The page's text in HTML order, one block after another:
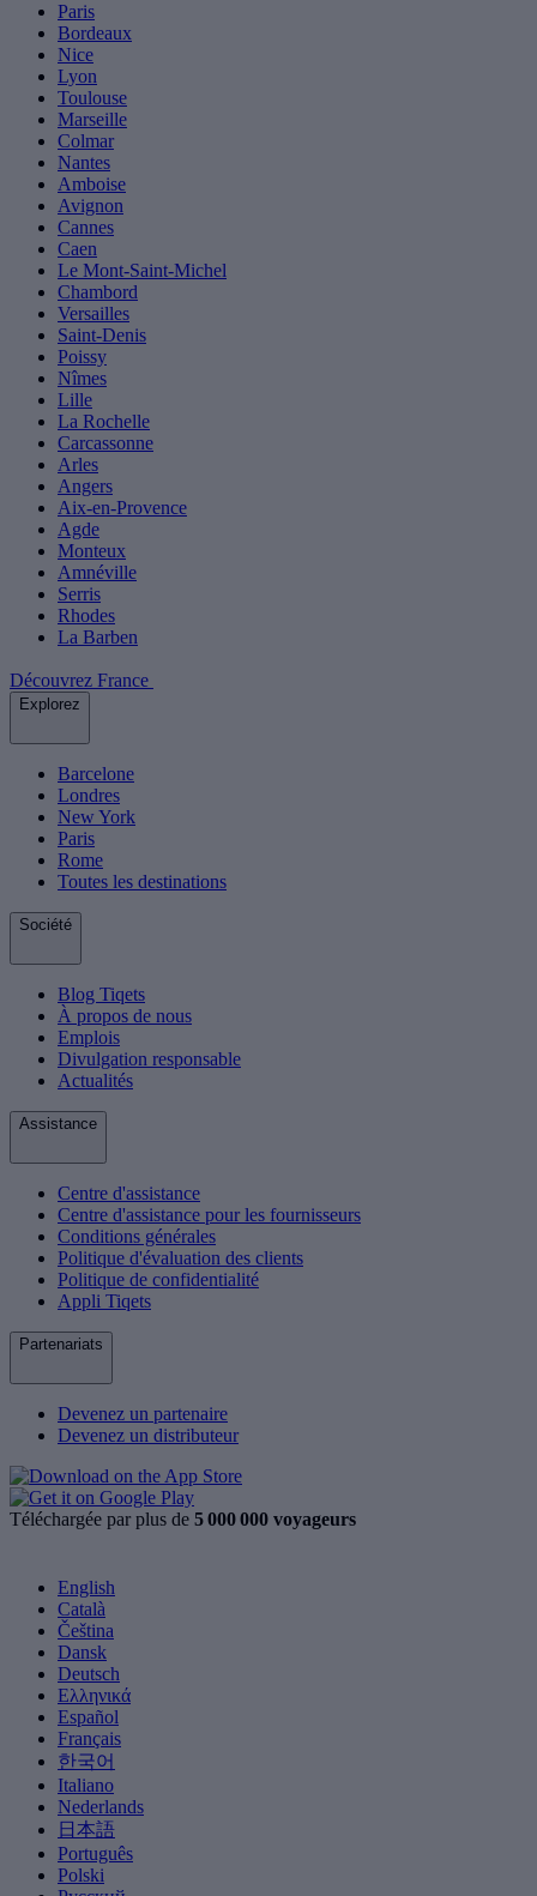
Paris
Bordeaux
Nice
Lyon
Toulouse
Marseille
Colmar
Nantes
Amboise
Avignon
Cannes
Caen
Le Mont-Saint-Michel
Chambord
Versailles
Saint-Denis
Poissy
Nîmes
Lille
La Rochelle
Carcassonne
Arles
Angers
Aix-en-Provence
Agde
Monteux
Amnéville
Serris
Rhodes
La Barben
Découvrez France
Explorez
Barcelone
Londres
New York
Paris
Rome
Toutes les destinations
Société
Blog Tiqets
À propos de nous
Emplois
Divulgation responsable
Actualités
Assistance
Centre d'assistance
Centre d'assistance pour les fournisseurs
Conditions générales
Politique d'évaluation des clients
Politique de confidentialité
Appli Tiqets
Partenariats
Devenez un partenaire
Devenez un distributeur
Téléchargée par plus de 5 000 000 voyageurs
English
Català
Čeština
Dansk
Deutsch
Ελληνικά
Español
Français
한국어
Italiano
Nederlands
日本語
Português
Polski